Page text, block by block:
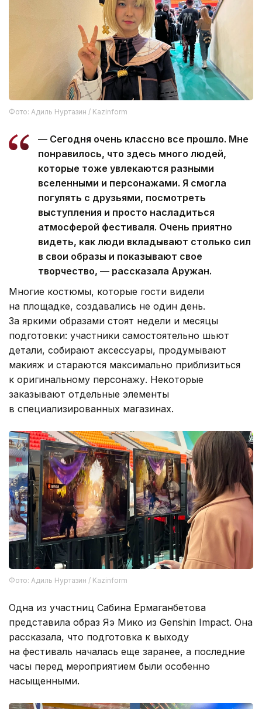
Фото: Адиль Нуртазин / Kazinform
— Сегодня очень классно все прошло. Мне
понравилось, что здесь много людей,
которые тоже увлекаются разными
вселенными и персонажами. Я смогла
погулять с друзьями, посмотреть
выступления и просто насладиться
атмосферой фестиваля. Очень приятно
видеть, как люди вкладывают столько сил
в свои образы и показывают свое
творчество, — рассказала Аружан.
Многие костюмы, которые гости видели
на площадке, создавались не один день.
За яркими образами стоят недели и месяцы
подготовки: участники самостоятельно шьют
детали, собирают аксессуары, продумывают
макияж и стараются максимально приблизиться
к оригинальному персонажу. Некоторые
заказывают отдельные элементы
в специализированных магазинах.
Фото: Адиль Нуртазин / Kazinform
Одна из участниц Сабина Ермаганбетова
представила образ Яэ Мико из Genshin Impact. Она
рассказала, что подготовка к выходу
на фестиваль началась еще заранее, а последние
часы перед мероприятием были особенно
насыщенными.